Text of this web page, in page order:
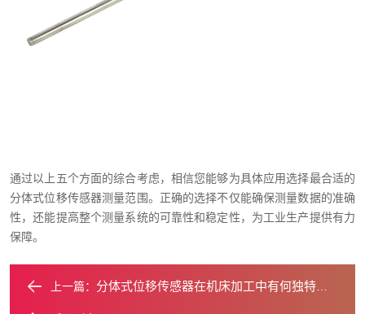
通过以上五个方面的综合考虑，相信您能够为具体应用选择最合适的
分体式位移传感器测量范围。正确的选择不仅能确保测量数据的准确
性，还能提高整个测量系统的可靠性和稳定性，为工业生产提供有力
保障。
上一篇： 分体式位移传感器在机床加工中有何独特价值？